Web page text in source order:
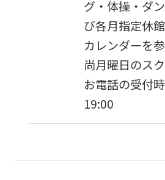
グ・体操・ダ
び各月指定休
カレンダーを
尚月曜日のス
お電話の受付
19:00